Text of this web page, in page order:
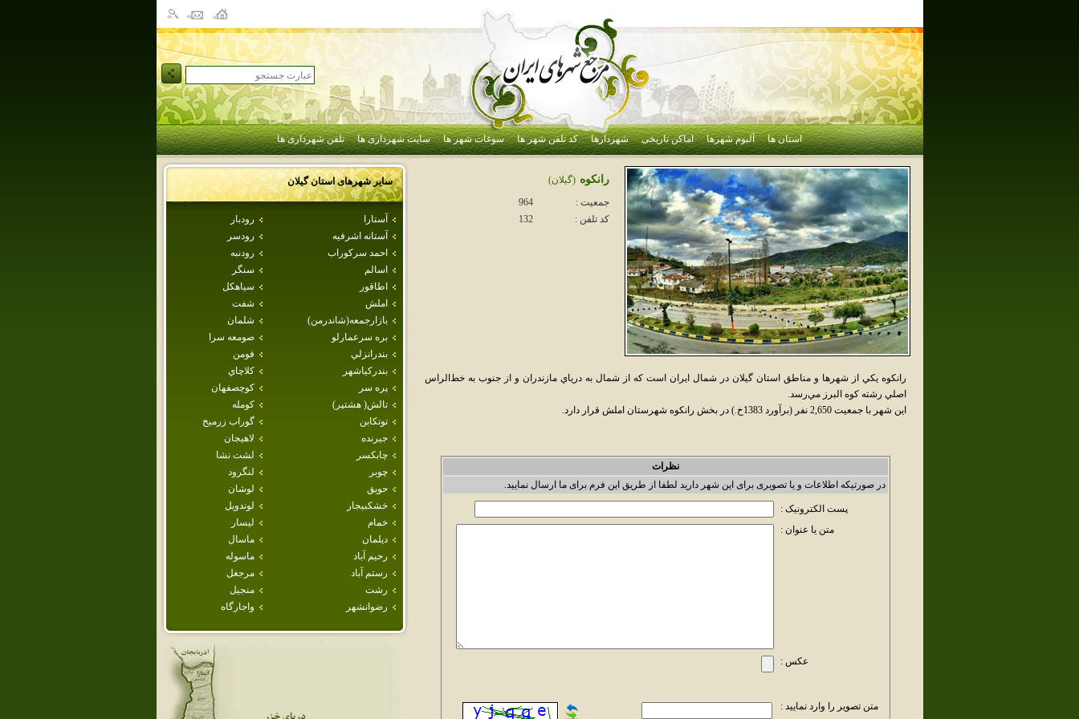
استان ها آلبوم شهرها اماکن تاریخی شهردارها کد تلفن شهر ها سوغات شهر ها سایت شهرداری ها تلفن شهرداری ها
سایر شهرهای استانگيلان
آستارا
رودبار
آستانه اشرفيه
رودسر
احمد سركوراب
رودنبه
اسالم
سنگر
اطاقور
سياهكل
املش
شفت
بازارجمعه(شاندرمن)
شلمان
بره سرعمارلو
صومعه سرا
بندرانزلي
فومن
بندركياشهر
كلاچاي
پره سر
كوچصفهان
تالش( هشتپر)
كومله
توتكابن
گوراب زرميخ
جيرنده
لاهيجان
چابكسر
لشت نشا
چوبر
لنگرود
حويق
لوشان
خشكبيجار
لوندويل
خمام
ليسار
ديلمان
ماسال
رحيم آباد
ماسوله
رستم آباد
مرجغل
رشت
منجيل
رضوانشهر
واجارگاه
رانكوه (گيلان)
جمعیت :
964
کد تلفن :
132
رانکوه يکي از شهرها و مناطق استان گيلان در شمال ايران است که از شمال به درياي مازندران و از جنوب به خط‌الراس
اصلي رشته کوه البرز مي‌رسد.
اين شهر با جمعيت 2,650 نفر (برآورد 1383خ.) در بخش رانکوه شهرستان املش قرار دارد.
نظرات
در صورتیکه اطلاعات و یا تصویری برای این شهر دارید لطفا از طریق این فرم برای ما ارسال نمایید.
پست الکترونیک :
متن یا عنوان :
عکس :
متن تصویر را وارد نمایید :